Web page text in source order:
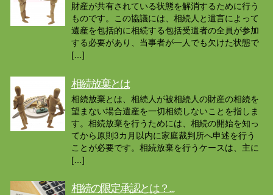
財産が共有されている状態を解消するために行う
ものです。この協議には、相続人と遺言によって
遺産を包括的に相続する包括受遺者の全員が参加
する必要があり、当事者が一人でも欠けた状態で
[…]
相続放棄とは
相続放棄とは、相続人が被相続人の財産の相続を
望まない場合遺産を一切相続しないことを指しま
す。相続放棄を行うためには、相続の開始を知っ
てから原則3カ月以内に家庭裁判所へ申述を行う
ことが必要です。相続放棄を行うケースは、主に
[…]
相続の限定承認とは？...